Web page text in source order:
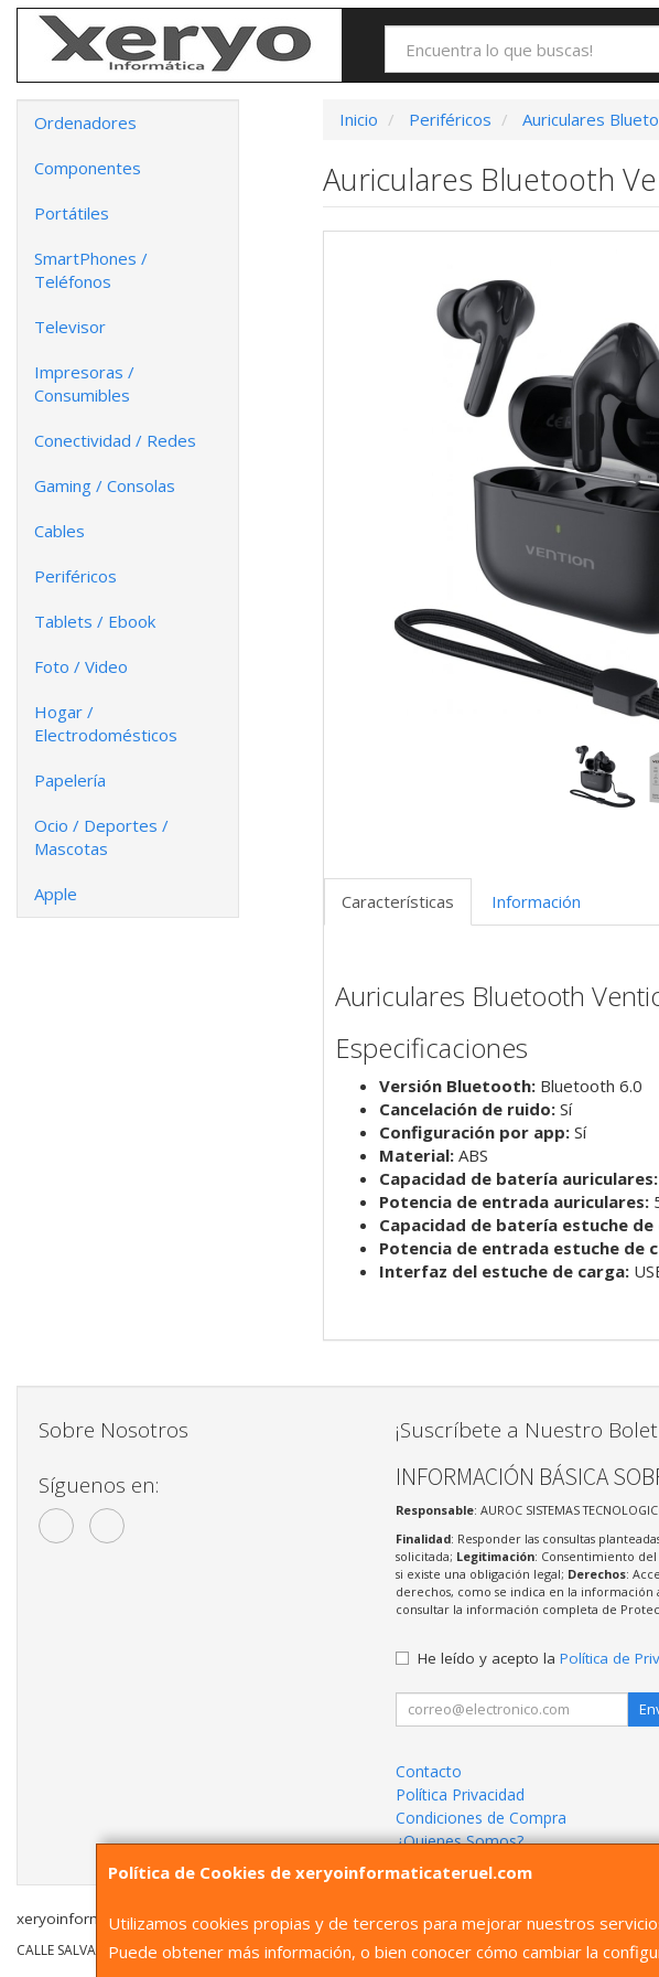
Ordenadores
Componentes
Portátiles
SmartPhones /
Teléfonos
Televisor
Impresoras /
Consumibles
Conectividad / Redes
Gaming / Consolas
Cables
Periféricos
Tablets / Ebook
Foto / Video
Hogar /
Electrodomésticos
Papelería
Ocio / Deportes /
Mascotas
Apple
Inicio Periféricos Auriculares
Auriculares Bluetooth
Características Información
Auriculares Bluetooth
Especificaciones
Versión Bluetooth:Bluetooth 6.0
Cancelación de ruido:Sí
Configuración por app:Sí
Material:ABS
Capacidad de batería auriculares:
Potencia de entrada auriculares:
Capacidad de batería estuche de
Potencia de entrada estuche de
Interfaz del estuche de carga:
Política de Cookies de xeryoinformaticateruel.com
Utilizamos cookies propias y de terceros para mejorar nuestros
Puede obtener más información, o bien conocer cómo cambiar la
Sobre Nosotros
Síguenos en:
¡Suscríbete a Nuestro
INFORMACIÓN BÁSICA
Responsable: AUROC SISTEMAS
Finalidad: Responder las consultas
solicitada; Legitimación: Consentimiento del
si existe una obligación legal; Derechos:
derechos, como se indica en la información
consultar la información completa de
He leído y acepto la Política de
Contacto
Política Privacidad
Condiciones de Compra
¿Quienes Somos?
xeryoinformaticateruel.com © 2026
CALLE SALVADOR 8, 44001, Teruel, España. -Tfno: 978609514 Whatsapp666405033